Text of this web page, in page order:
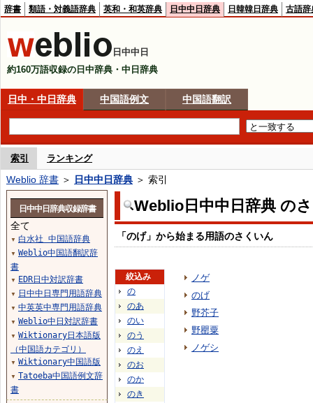
辞書 類語・対義語辞典 英和・和英辞典 日中中日辞典 日韓韓日辞典 古語辞
日中中日
約160万語収録の日中辞典・中日辞典
日中・中日辞典 中国語例文 中国語翻訳
索引 ランキング
Weblio 辞書 ＞ 日中中日辞典 ＞ 索引
Weblio日中中日辞典 の
「のげ」から始まる用語のさくいん
絞込み
の
のあ
のい
のう
のえ
のお
のか
のき
ノゲ
のげ
野芥子
野罌粟
ノゲシ
日中中日辞典収録辞書
全て
▼ 白水社 中国語辞典
▼ Weblio中国語翻訳辞
書
▼ EDR日中対訳辞書
▼ 日中中日専門用語辞典
▼ 中英英中専門用語辞典
▼ Weblio中日対訳辞書
▼ Wiktionary日本語版
（中国語カテゴリ）
▼ Wiktionary中国語版
▼ Tatoeba中国語例文辞
書